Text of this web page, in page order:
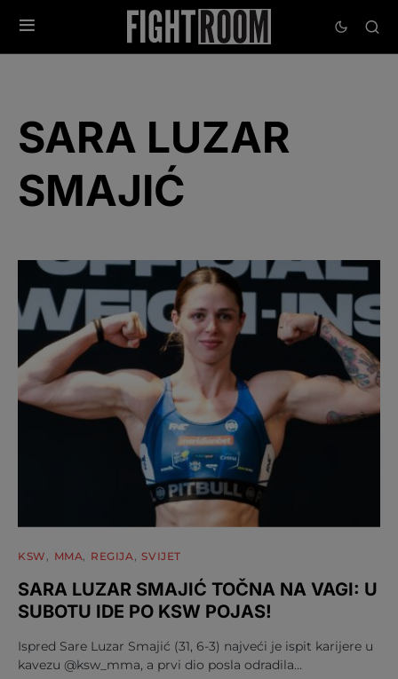
SARA LUZAR
SMAJIĆ
KSW MMA REGIJA SVIJET
SARA LUZAR SMAJIĆ TOČNA NA VAGI: U
SUBOTU IDE PO KSW POJAS!
Ispred Sare Luzar Smajić (31, 6-3) najveći je ispit karijere u
kavezu @ksw_mma, a prvi dio posla odradila…